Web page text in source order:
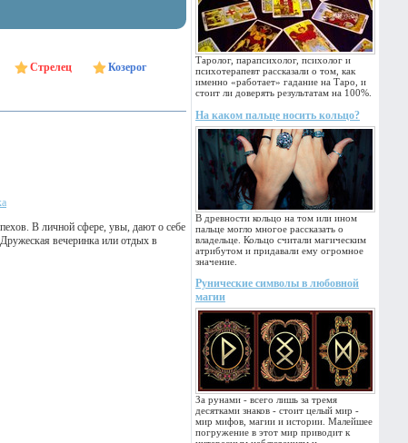
Таролог, парапсихолог, психолог и
психотерапевт рассказали о том, как
именно «работает» гадание на Таро, и
стоит ли доверять результатам на 100%.
На каком пальце носить кольцо?
В древности кольцо на том или ином
пальце могло многое рассказать о
владельце. Кольцо считали магическим
атрибутом и придавали ему огромное
значение.
Рунические символы в любовной
магии
За рунами - всего лишь за тремя
десятками знаков - стоит целый мир -
мир мифов, магии и истории. Малейшее
погружение в этот мир приводит к
Стрелец
Козерог
В личной сфере, увы, дают о себе
вечеринка или отдых в